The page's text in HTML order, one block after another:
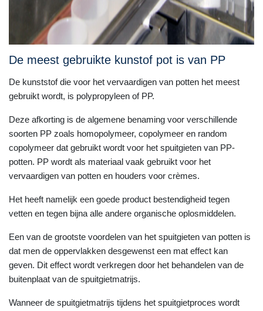
De meest gebruikte kunstof pot is van PP
De kunststof die voor het vervaardigen van potten het meest
gebruikt wordt, is polypropyleen of PP.
Deze afkorting is de algemene benaming voor verschillende
soorten PP zoals homopolymeer, copolymeer en random
copolymeer dat gebruikt wordt voor het spuitgieten van PP-
potten. PP wordt als materiaal vaak gebruikt voor het
vervaardigen van potten en houders voor crèmes.
Het heeft namelijk een goede product bestendigheid tegen
vetten en tegen bijna alle andere organische oplosmiddelen.
Een van de grootste voordelen van het spuitgieten van potten is
dat men de oppervlakken desgewenst een mat effect kan
geven. Dit effect wordt verkregen door het behandelen van de
buitenplaat van de spuitgietmatrijs.
Wanneer de spuitgietmatrijs tijdens het spuitgietproces wordt